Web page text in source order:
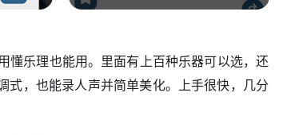
懂乐理也能用。里面有上百种乐器可以选，还
式，也能录人声并简单美化。上手很快，几分